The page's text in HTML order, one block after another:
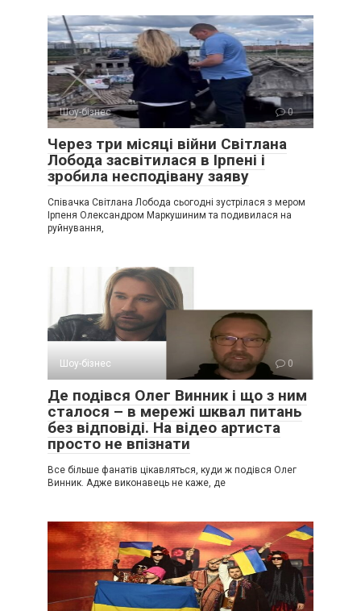
Шоу-бізнес 0
Через три місяці війни Світлана
Лобода засвітилася в Ірпені і
зробила несподівану заяву
Співачка Світлана Лобода сьогодні зустрілася з мером
Ірпеня Олександром Маркушиним та подивилася на
руйнування,
Шоу-бізнес 0
Де подівся Олег Винник і що з ним
сталося – в мережі шквал питань
без відповіді. На відео артиста
просто не впізнати
Все більше фанатів цікавляться, куди ж подівся Олег
Винник. Адже виконавець не каже, де